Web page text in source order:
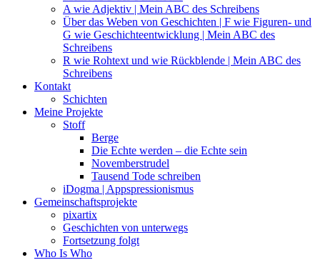
A wie Adjektiv | Mein ABC des Schreibens
Über das Weben von Geschichten | F wie Figuren- und
G wie Geschichteentwicklung | Mein ABC des
Schreibens
R wie Rohtext und wie Rückblende | Mein ABC des
Schreibens
Kontakt
Schichten
Meine Projekte
Stoff
Berge
Die Echte werden – die Echte sein
Novemberstrudel
Tausend Tode schreiben
iDogma | Appspressionismus
Gemeinschaftsprojekte
pixartix
Geschichten von unterwegs
Fortsetzung folgt
Who Is Who